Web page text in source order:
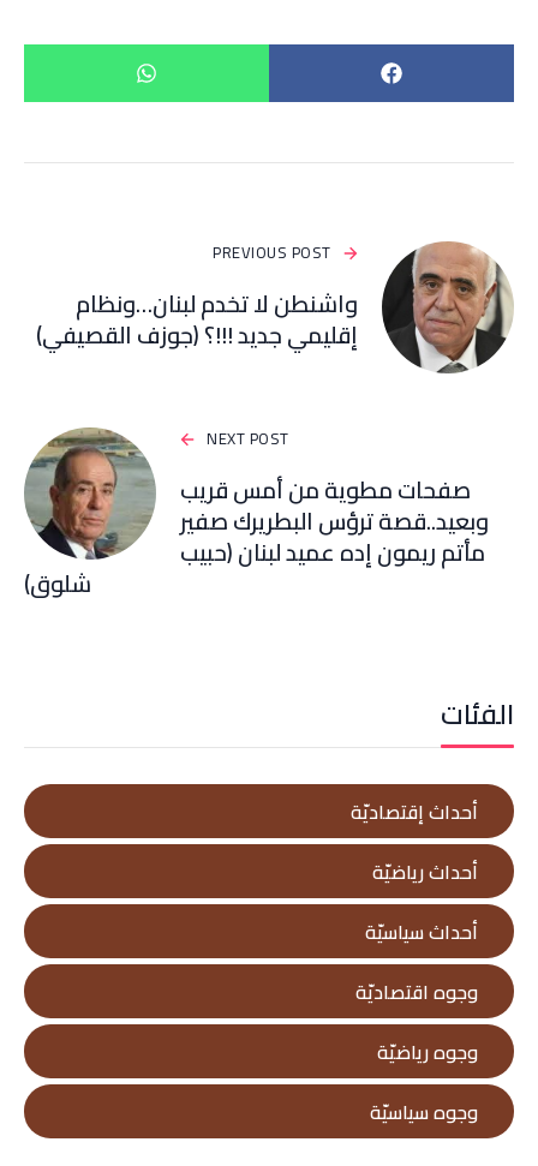
PREVIOUS POST
واشنطن لا تخدم لبنان…ونظام
إقليمي جديد !!!؟ (جوزف القصيفي)
NEXT POST
صفحات مطوية من أمس قريب
وبعيد..قصة ترؤس البطريرك صفير
مأتم ريمون إده عميد لبنان (حبيب
شلوق)
الفئات
أحداث إقتصاديّة
أحداث رياضيّة
أحداث سياسيّة
وجوه اقتصاديّة
وجوه رياضيّة
وجوه سياسيّة